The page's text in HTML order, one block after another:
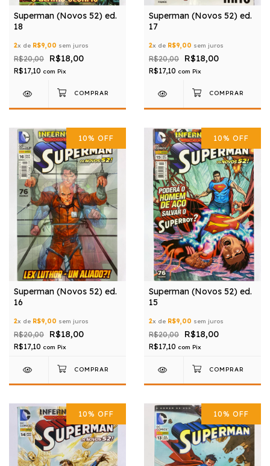
Superman (Novos 52) ed.
18
2x de R$9,00 sem juros
R$20,00 R$18,00
R$17,10 com Pix
Superman (Novos 52) ed.
17
2x de R$9,00 sem juros
R$20,00 R$18,00
R$17,10 com Pix
10% OFF
Superman (Novos 52) ed.
16
2x de R$9,00 sem juros
R$20,00 R$18,00
R$17,10 com Pix
10% OFF
Superman (Novos 52) ed.
15
2x de R$9,00 sem juros
R$20,00 R$18,00
R$17,10 com Pix
10% OFF 10% OFF